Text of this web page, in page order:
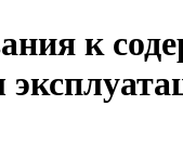
к